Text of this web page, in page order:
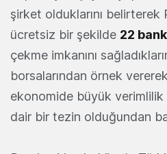
şirket olduklarını
ücretsiz bir şekilde 22
çekme imkanını
borsalarından örnek
ekonomide büyük verimlilik
dair bir tezin olduğundan